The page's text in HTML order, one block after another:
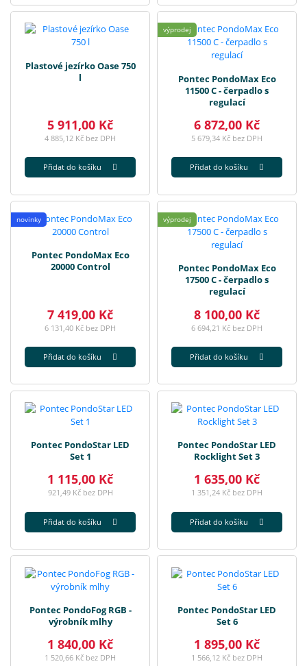
Plastové jezírko Oase 750
l
5 911,00 Kč
4 885,12 Kč bez DPH
Přidat do košíku
výprodej
Pontec PondoMax Eco
11500 C - čerpadlo s
regulací
6 872,00 Kč
5 679,34 Kč bez DPH
Přidat do košíku
novinky
Pontec PondoMax Eco
20000 Control
7 419,00 Kč
6 131,40 Kč bez DPH
Přidat do košíku
výprodej
Pontec PondoMax Eco
17500 C - čerpadlo s
regulací
8 100,00 Kč
6 694,21 Kč bez DPH
Přidat do košíku
Pontec PondoStar LED
Set 1
1 115,00 Kč
921,49 Kč bez DPH
Přidat do košíku
Pontec PondoStar LED
Rocklight Set 3
1 635,00 Kč
1 351,24 Kč bez DPH
Přidat do košíku
Pontec PondoFog RGB -
výrobník mlhy
1 840,00 Kč
1 520,66 Kč bez DPH
Pontec PondoStar LED
Set 6
1 895,00 Kč
1 566,12 Kč bez DPH